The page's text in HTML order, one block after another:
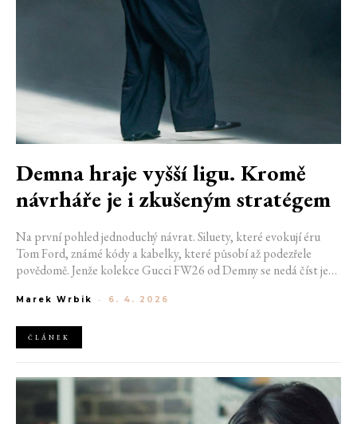
Demna hraje vyšší ligu. Kromě
návrháře je i zkušeným stratégem
Na první pohled jednoduchý návrat. Siluety, které evokují éru
Tom Ford, známé kódy a kabelky, které působí až podezřele
povědomě. Jenže kolekce Gucci FW26 od Demny se nedá číst jen
jenž míří daleko za runway. V momentě, kdy módní dům Gucci
Lucy de Meo, přichází produkty, které se tváří nostalgicky, ve
skutečnosti ale pracují s velmi současnou logikou trhu.
Marek Wrbik - 6. 4. 2026
ČLÁNEK